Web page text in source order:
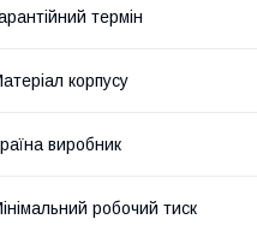
термін
корпусу
виробник
робочий тиск